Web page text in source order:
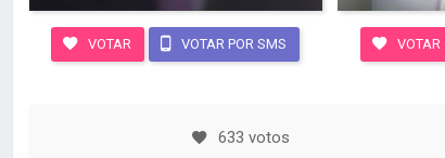
VOTAR VOTAR POR SMS VOTAR
633 votos